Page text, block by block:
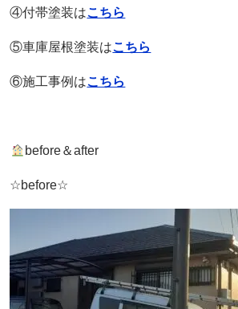
④付帯塗装はこちら
⑤車庫屋根塗装はこちら
⑥施工事例はこちら
before＆after
☆before☆